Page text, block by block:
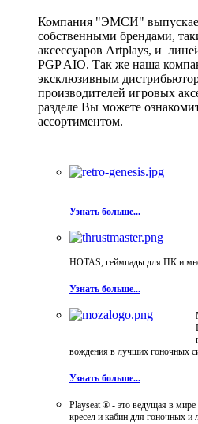
Компания "ЭМСИ"
собственными брендами,
аксессуаров Artplays, и
PGP AIO. Так же наша
эксклюзивным
производителей игровых
разделе Вы можете
ассортиментом.
Узнать больше...
HOTAS, геймпады для ПК и
Узнать больше...
вождения в лучших гоночных
Узнать больше...
Playseat ® - это ведущая в
кресел и кабин для гоночных и